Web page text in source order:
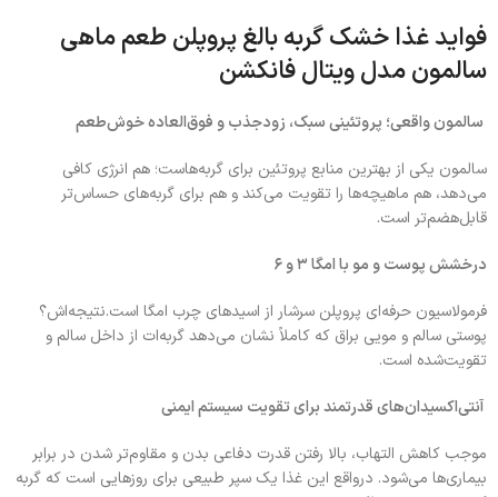
فواید غذا خشک گربه بالغ پروپلن طعم ماهی
سالمون مدل ویتال فانکشن
سالمون واقعی؛ پروتئینی سبک، زودجذب و فوق‌العاده خوش‌طعم
سالمون یکی از بهترین منابع پروتئین برای گربه‌هاست؛ هم انرژی کافی
می‌دهد، هم ماهیچه‌ها را تقویت می‌کند و هم برای گربه‌های حساس‌تر
قابل‌هضم‌تر است.
درخشش پوست و مو با امگا ۳ و ۶
فرمولاسیون حرفه‌ای پروپلن سرشار از اسیدهای چرب امگا است.نتیجه‌اش؟
پوستی سالم و مویی براق که کاملاً نشان می‌دهد گربه‌ات از داخل سالم و
تقویت‌شده است.
آنتی‌اکسیدان‌های قدرتمند برای تقویت سیستم ایمنی
موجب کاهش التهاب، بالا رفتن قدرت دفاعی بدن و مقاوم‌تر شدن در برابر
بیماری‌ها می‌شود. درواقع این غذا یک سپر طبیعی برای روزهایی است که گربه